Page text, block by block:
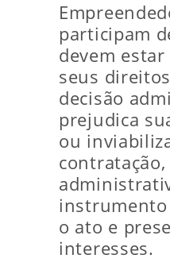
participam
devem
seus
decisão
prejudica
ou
o ato e
interesses.